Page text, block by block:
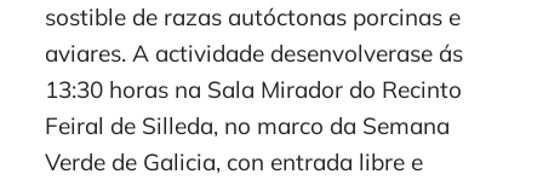
sostible de razas autóctonas porcinas e
aviares. A actividade desenvolverase ás
13:30 horas na Sala Mirador do Recinto
Feiral de Silleda, no marco da Semana
Verde de Galicia, con entrada libre e